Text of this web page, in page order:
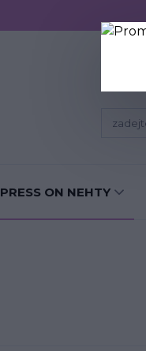
PRESS ON NEHTY